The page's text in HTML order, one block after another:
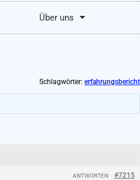
Über uns
Schlagwörter: erfahrungsbericht
#7215
ANTWORTEN